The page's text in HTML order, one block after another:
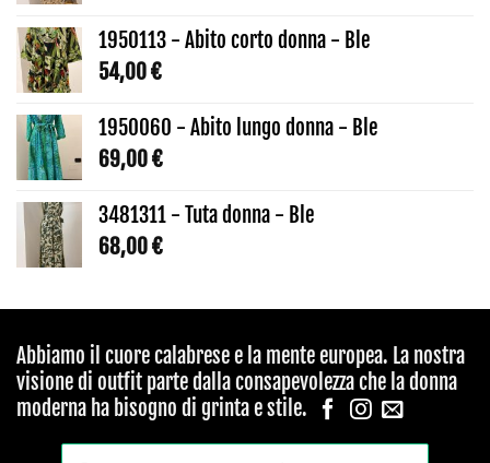
1950113 - Abito corto donna - Ble
54,00€
1950060 - Abito lungo donna - Ble
69,00€
3481311 - Tuta donna - Ble
68,00€
Abbiamo il cuore calabrese e la mente europea. La nostra
visione di outfit parte dalla consapevolezza che la donna
moderna ha bisogno di grinta e stile.